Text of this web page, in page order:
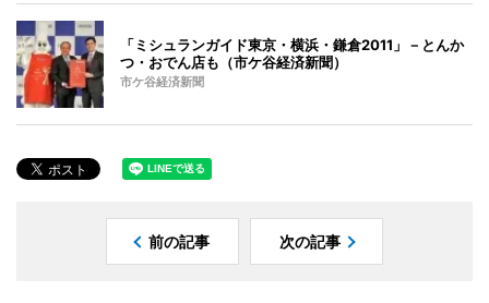
「ミシュランガイド東京・横浜・鎌倉2011」－とんか
つ・おでん店も（市ケ谷経済新聞）
市ケ谷経済新聞
前の記事 次の記事